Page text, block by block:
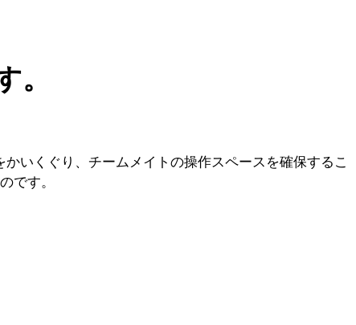
いくぐり、チームメイトの操作スペースを確保するこ
です。